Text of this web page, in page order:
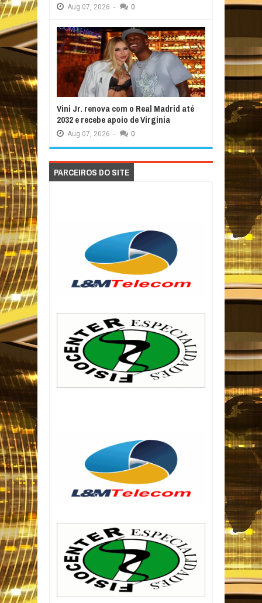
Aug 07, 2026 - 0
Vini Jr. renova com o Real Madrid até
2032 e recebe apoio de Virginia
Aug 07, 2026 - 0
PARCEIROS DO SITE